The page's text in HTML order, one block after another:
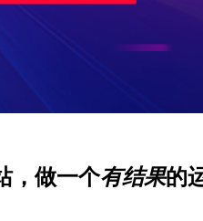
，做一个有结果的